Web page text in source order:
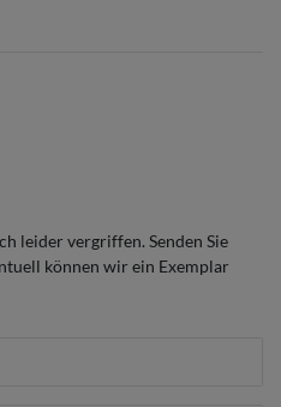
leider vergriffen. Senden Sie
können wir ein Exemplar